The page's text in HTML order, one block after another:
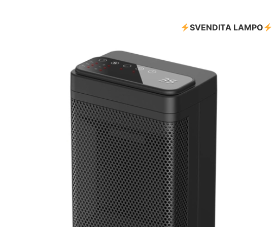
SVENDITA LAMPO